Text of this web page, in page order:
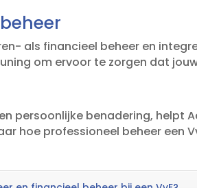
als financieel beheer en
om ervoor te zorgen dat
persoonlijke benadering, helpt
hoe professioneel beheer een